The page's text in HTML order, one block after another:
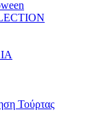
Τούρτας